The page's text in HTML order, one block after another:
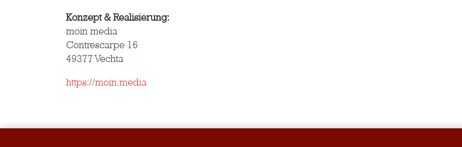
Konzept & Realisierung:
moin media
Contrescarpe 16
49377 Vechta
https://moin.media